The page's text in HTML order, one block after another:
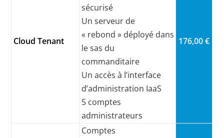
Cloud Tenant
sécurisé
Un serveur de
« rebond » déployé dans
le sas du
commanditaire
Un accès à l’interface
d’administration IaaS
5 comptes
administrateurs
176,00 €
Comptes